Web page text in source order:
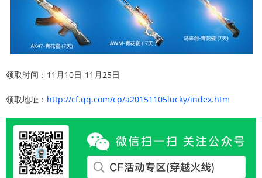
领取时间：11月10日-11月25日
领取地址： http://cf.qq.com/cp/a20151105lucky/index.htm